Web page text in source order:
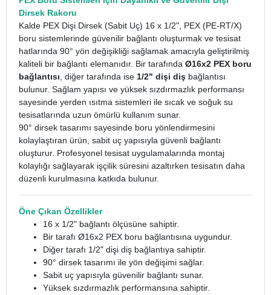
Dirsek Rakoru
Kalde PEX Dişi Dirsek (Sabit Uç) 16 x 1/2", PEX (PE-RT/X)
boru sistemlerinde güvenilir bağlantı oluşturmak ve tesisat
hatlarında 90° yön değişikliği sağlamak amacıyla geliştirilmiş
kaliteli bir bağlantı elemanıdır. Bir tarafında Ø16x2 PEX boru
bağlantısı , diğer tarafında ise 1/2" dişi diş bağlantısı
bulunur. Sağlam yapısı ve yüksek sızdırmazlık performansı
sayesinde yerden ısıtma sistemleri ile sıcak ve soğuk su
tesisatlarında uzun ömürlü kullanım sunar.
90° dirsek tasarımı sayesinde boru yönlendirmesini
kolaylaştıran ürün, sabit uç yapısıyla güvenli bağlantı
oluşturur. Profesyonel tesisat uygulamalarında montaj
kolaylığı sağlayarak işçilik süresini azaltırken tesisatın daha
düzenli kurulmasına katkıda bulunur.
Öne Çıkan Özellikler
16 x 1/2" bağlantı ölçüsüne sahiptir.
Bir tarafı Ø16x2 PEX boru bağlantısına uygundur.
Diğer tarafı 1/2" dişi diş bağlantıya sahiptir.
90° dirsek tasarımı ile yön değişimi sağlar.
Sabit uç yapısıyla güvenilir bağlantı sunar.
Yüksek sızdırmazlık performansına sahiptir.